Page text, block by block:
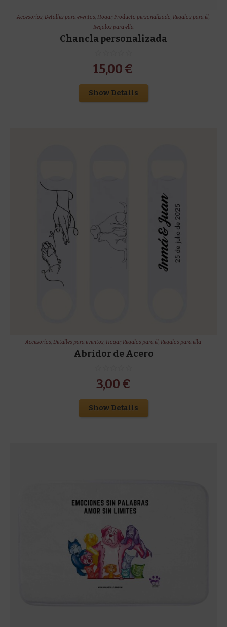
Accesorios,Detalles para eventos,Hogar,Producto personalizado,Regalos para él,
Regalos para ella
Chancla personalizada
15,00 €
Show Details
Accesorios,Detalles para eventos,Hogar,Regalos para él,Regalos para ella
Abridor de Acero
3,00 €
Show Details